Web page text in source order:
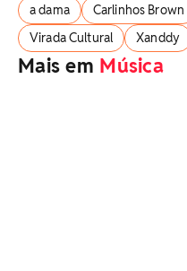
a dama Carlinhos Brown
Virada Cultural
Xanddy
Mais em Música